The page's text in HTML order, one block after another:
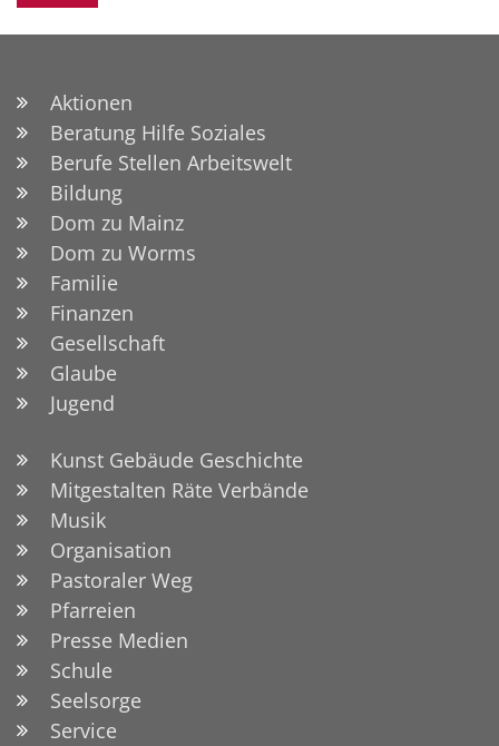
Aktionen
Beratung Hilfe Soziales
Berufe Stellen Arbeitswelt
Bildung
Dom zu Mainz
Dom zu Worms
Familie
Finanzen
Gesellschaft
Glaube
Jugend
Kunst Gebäude Geschichte
Mitgestalten Räte Verbände
Musik
Organisation
Pastoraler Weg
Pfarreien
Presse Medien
Schule
Seelsorge
Service